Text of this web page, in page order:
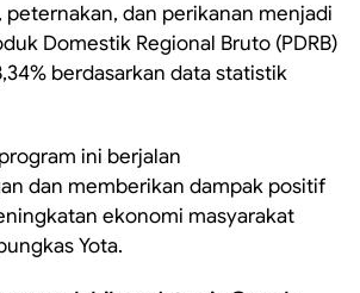
peternakan, dan perikanan menjadi
Domestik Regional Bruto (PDRB)
berdasarkan data statistik
ini berjalan
dan memberikan dampak positif
ekonomi masyarakat
Yota.